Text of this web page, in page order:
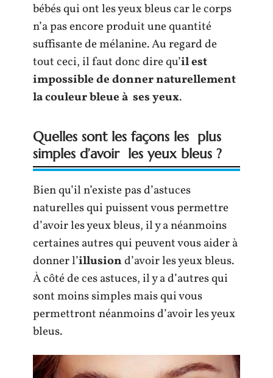
bébés qui ont les yeux bleus car le corps
n’a pas encore produit une quantité
suffisante de mélanine. Au regard de
tout ceci, il faut donc dire qu’il est
impossible de donner naturellement
la couleur bleue à ses yeux.
Quelles sont les façons les plus
simples d’avoir les yeux bleus ?
Bien qu’il n’existe pas d’astuces
naturelles qui puissent vous permettre
d’avoir les yeux bleus, il y a néanmoins
certaines autres qui peuvent vous aider à
donner l’illusiond’avoir les yeux bleus.
À côté de ces astuces, il y a d’autres qui
sont moins simples mais qui vous
permettront néanmoins d’avoir les yeux
bleus.